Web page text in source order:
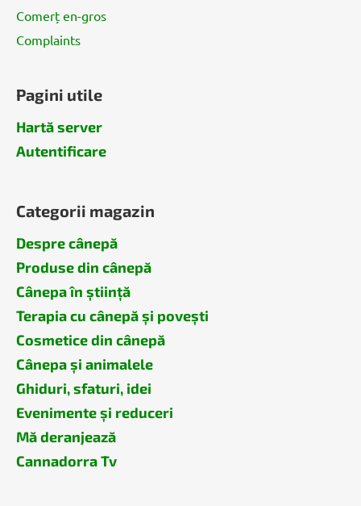
Comerț en-gros
Complaints
Pagini utile
Hartă server
Autentificare
Categorii magazin
Despre cânepă
Produse din cânepă
Cânepa în știință
Terapia cu cânepă și povești
Cosmetice din cânepă
Cânepa și animalele
Ghiduri, sfaturi, idei
Evenimente și reduceri
Mă deranjează
Cannadorra Tv